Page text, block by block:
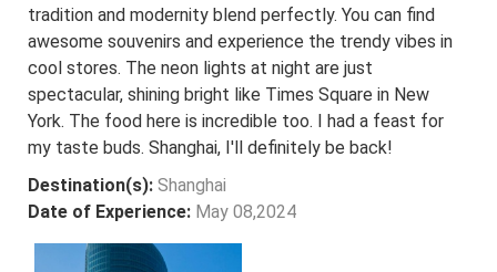
tradition and modernity blend perfectly. You can find
awesome souvenirs and experience the trendy vibes in
cool stores. The neon lights at night are just
spectacular, shining bright like Times Square in New
York. The food here is incredible too. I had a feast for
my taste buds. Shanghai, I'll definitely be back!
Destination(s): Shanghai
Date of Experience: May 08,2024